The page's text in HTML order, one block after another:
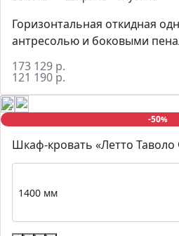
Горизонтальная откидная
антресолью и боковыми
173 129 р.
121 190 р.
-50%
Шкаф-кровать «Летто